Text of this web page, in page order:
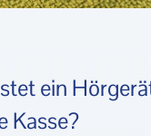
ein
Kasse?